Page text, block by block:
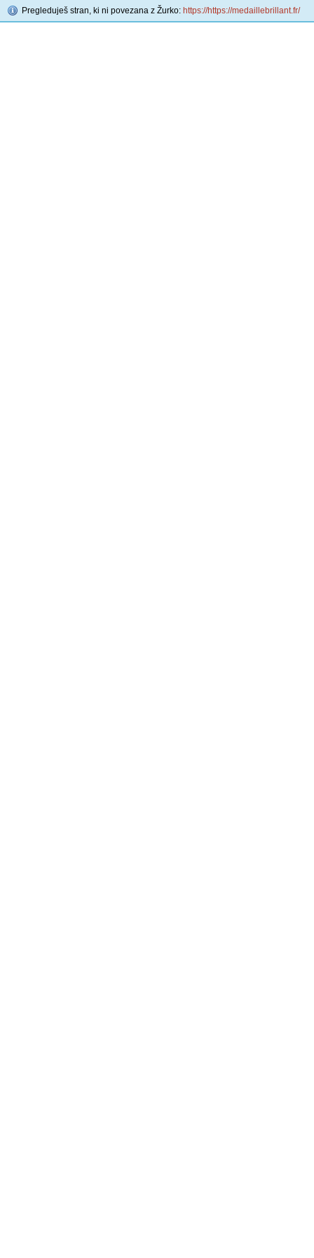
Pregleduješ stran, ki ni povezana z Žurko: https://https://medaillebrillant.fr/